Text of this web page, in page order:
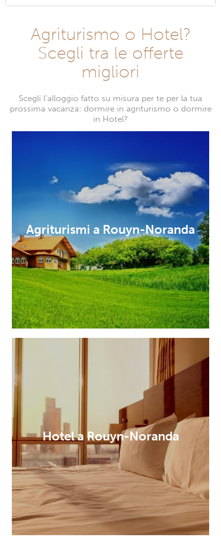
Agriturismo o Hotel?
Scegli tra le offerte
migliori
Scegli l’alloggio fatto su misura per te per la tua
prossima vacanza: dormire in agriturismo o dormire
in Hotel?
Agriturismi a Rouyn-Noranda
Hotel a Rouyn-Noranda